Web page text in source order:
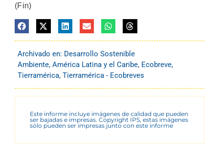
(Fin)
Archivado en: Desarrollo Sostenible
Ambiente, América Latina y el Caribe, Ecobreve,
Tierramérica, Tierramérica - Ecobreves
Este informe incluye imágenes de calidad que pueden
ser bajadas e impresas. Copyright IPS, estas imágenes
sólo pueden ser impresas junto con este informe